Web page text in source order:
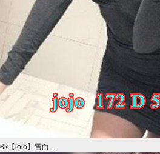
8k【jojo】雪白 ...